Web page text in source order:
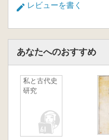
レビューを書く
あなたへのおすすめ
私と古代史
研究